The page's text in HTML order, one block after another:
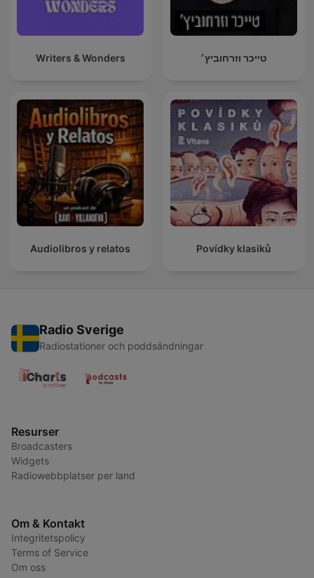
Writers & Wonders טייכר וזרחוביץ׳
Audiolibros y relatos Povídky klasiků
Radio Sverige
Radiostationer och poddsändningar
Resurser
Broadcasters
Widgets
Radiowebbplatser per land
Om & Kontakt
Integritetspolicy
Terms of Service
Om oss